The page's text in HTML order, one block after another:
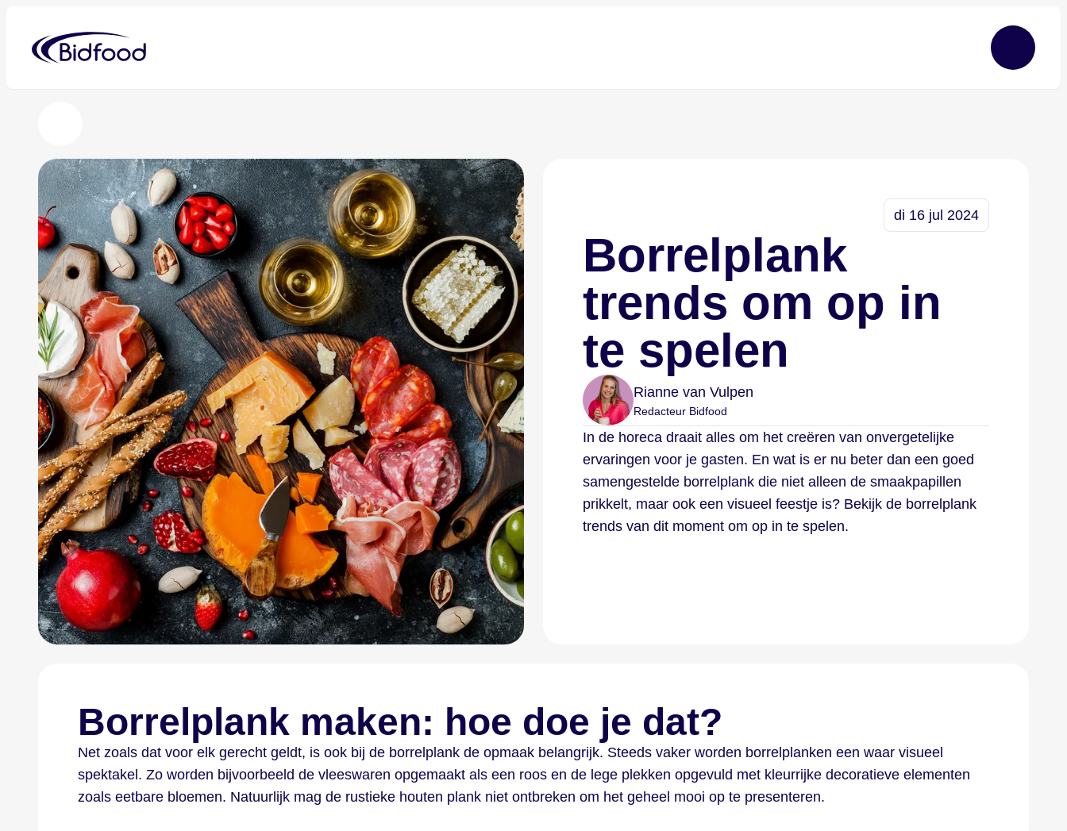
di 16 jul 2024
Borrelplank
trends om op in
te spelen
Rianne van Vulpen
Redacteur Bidfood
In de horeca draait alles om het creëren van onvergetelijke
ervaringen voor je gasten. En wat is er nu beter dan een goed
samengestelde borrelplank die niet alleen de smaakpapillen
prikkelt, maar ook een visueel feestje is? Bekijk de borrelplank
trends van dit moment om op in te spelen.
Borrelplank maken: hoe doe je dat?
Net zoals dat voor elk gerecht geldt, is ook bij de borrelplank de opmaak belangrijk. Steeds vaker worden borrelplanken een waar visueel
spektakel. Zo worden bijvoorbeeld de vleeswaren opgemaakt als een roos en de lege plekken opgevuld met kleurrijke decoratieve elementen
zoals eetbare bloemen. Natuurlijk mag de rustieke houten plank niet ontbreken om het geheel mooi op te presenteren.